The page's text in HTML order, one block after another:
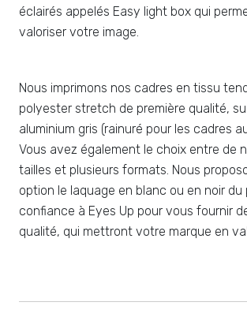
éclairés appelés Easy light box qui
valoriser votre image.
Nous imprimons nos cadres en tissu
polyester stretch de première qualité,
aluminium gris (rainuré pour les cadres
Vous avez également le choix entre de
tailles et plusieurs formats. Nous
option le laquage en blanc ou en noir du
confiance à Eyes Up pour vous fournir
qualité, qui mettront votre marque en